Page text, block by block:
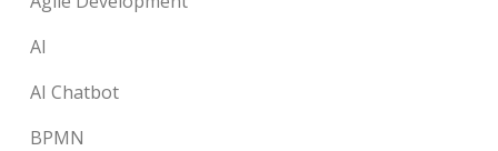
AI
AI Chatbot
BPMN